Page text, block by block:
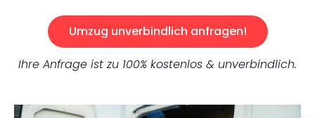
Umzug unverbindlich anfragen!
Ihre Anfrage ist zu 100% kostenlos & unverbindlich.